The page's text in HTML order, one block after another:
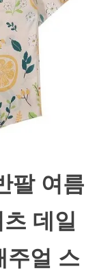
팔 여름
데일
주얼 스